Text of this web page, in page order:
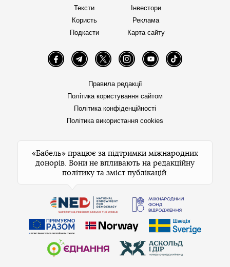
Тексти
Користь
Подкасти
Інвестори
Реклама
Карта сайту
FacebookTelegramTwitter InstagramYouTube TikTok
Правила редакції
Політика користування сайтом
Політика конфіденційності
Політика використання cookies
«Бабель» працює за підтримки міжнародних
донорів. Вони не впливають на редакційну
політику та зміст публікацій.